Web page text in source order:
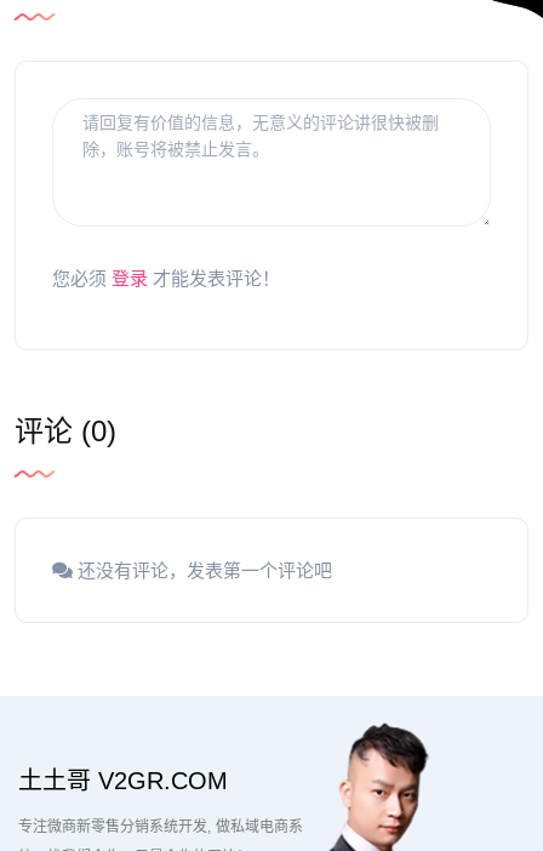
您必须 登录 才能发表评论！
评论 (0)
还没有评论，发表第一个评论吧
土土哥 V2GR.COM
专注微商新零售分销系统开发 做私域电商系